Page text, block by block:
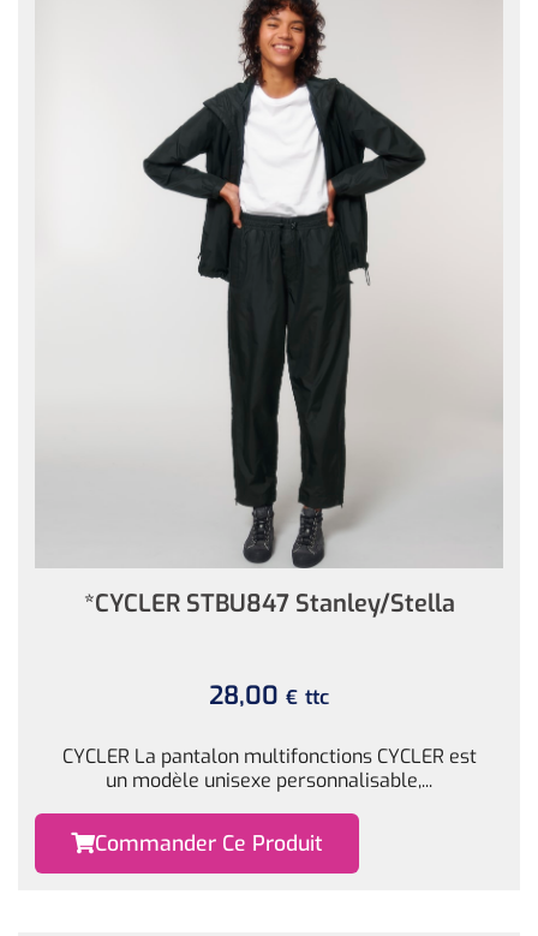
*CYCLER STBU847 Stanley/Stella
28,00 € ttc
CYCLER La pantalon multifonctions CYCLER est
un modèle unisexe personnalisable,...
Commander Ce Produit